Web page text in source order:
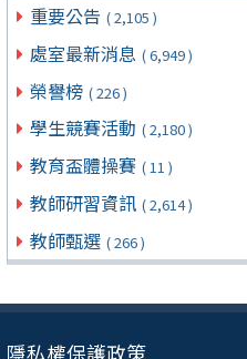
重要公告 ( 2,105 )
處室最新消息 ( 6,949 )
榮譽榜 ( 226 )
學生競賽活動 ( 2,180 )
教育盃體操賽 ( 11 )
教師研習資訊 ( 2,614 )
教師甄選 ( 266 )
隱私權保護政策